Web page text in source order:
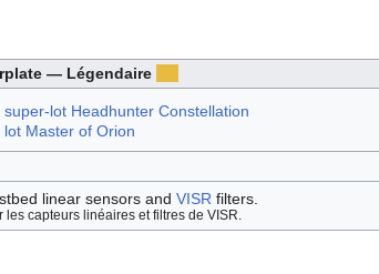
— Légendaire
lot Headhunter Constellation
Master of Orion
linear sensors and VISR filters.
capteurs linéaires et filtres de VISR.